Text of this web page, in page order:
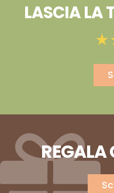
LASCIA LA
REGALA